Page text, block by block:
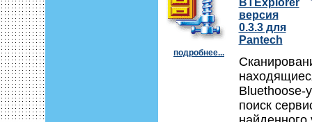
подробнее...
BTExplorer
версия
0.3.3 для
Pantech
Bluethoose-
поиск